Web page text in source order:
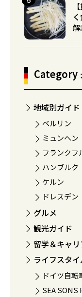
解
Category
地域別ガイド
ベルリン
ミュンヘン
フランクフ
ハンブルク
ケルン
ドレスデン
グルメ
観光ガイド
留学＆キャ
ライフスタ
ドイツ自転
SEA SONS